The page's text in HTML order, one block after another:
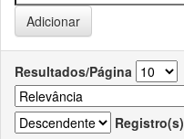
Resultados/Página
Registro(s)